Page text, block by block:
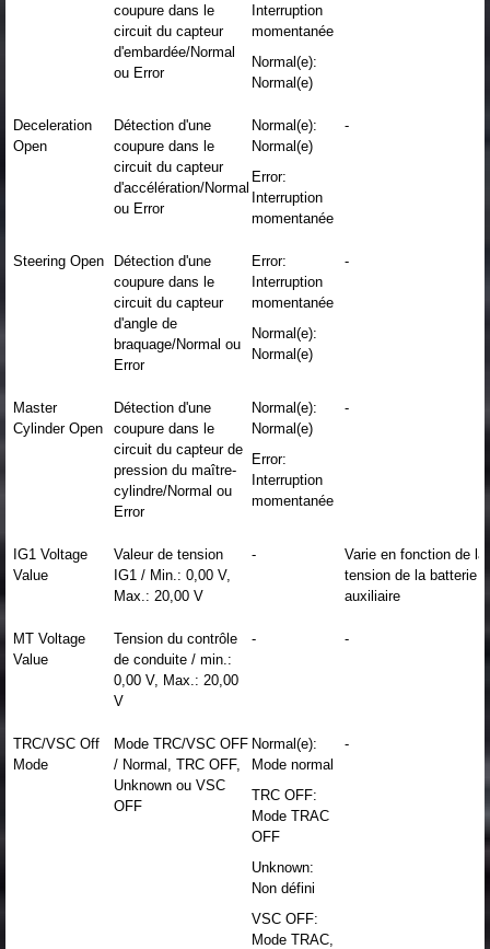
coupure dans le
circuit du capteur
d'embardée/Normal
ou Error
Interruption
momentanée
Normal(e):
Normal(e)
Deceleration
Open
Détection d'une
coupure dans le
circuit du capteur
d'accélération/Normal
ou Error
Normal(e):
Normal(e)
Error:
Interruption
momentanée
-
Steering Open
Détection d'une
coupure dans le
circuit du capteur
d'angle de
braquage/Normal ou
Error
Error:
Interruption
momentanée
Normal(e):
Normal(e)
-
Master
Cylinder Open
Détection d'une
coupure dans le
circuit du capteur de
pression du maître-
cylindre/Normal ou
Error
Normal(e):
Normal(e)
Error:
Interruption
momentanée
-
IG1 Voltage
Value
Valeur de tension
IG1 / Min.: 0,00 V,
Max.: 20,00 V
-
Varie en fonction de la
tension de la batterie
auxiliaire
MT Voltage
Value
Tension du contrôle
de conduite / min.:
0,00 V, Max.: 20,00
V
- -
TRC/VSC Off
Mode
Mode TRC/VSC OFF
/ Normal, TRC OFF,
Unknown ou VSC
OFF
Normal(e):
Mode normal
TRC OFF:
Mode TRAC
OFF
Unknown:
Non défini
VSC OFF:
Mode TRAC,
-